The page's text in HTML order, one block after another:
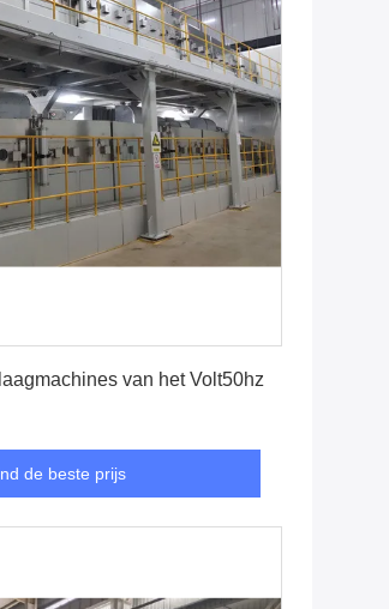
van het Volt50hz
de beste prijs